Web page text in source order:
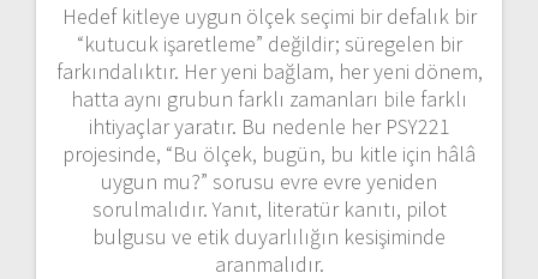
Hedef kitleye uygun ölçek seçimi bir defalık bir
“kutucuk işaretleme” değildir; süregelen bir
farkındalıktır. Her yeni bağlam, her yeni dönem,
hatta aynı grubun farklı zamanları bile farklı
ihtiyaçlar yaratır. Bu nedenle her PSY221
projesinde, “Bu ölçek, bugün, bu kitle için hâlâ
uygun mu?” sorusu evre evre yeniden
sorulmalıdır. Yanıt, literatür kanıtı, pilot
bulgusu ve etik duyarlılığın kesişiminde
aranmalıdır.